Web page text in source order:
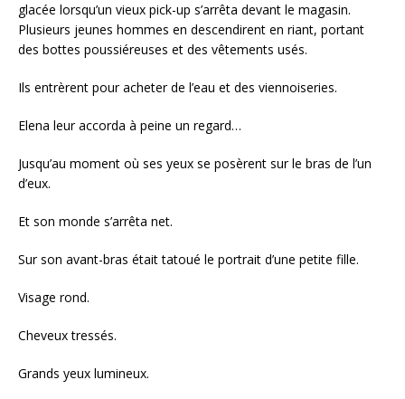
glacée lorsqu’un vieux pick-up s’arrêta devant le magasin.
Plusieurs jeunes hommes en descendirent en riant, portant
des bottes poussiéreuses et des vêtements usés.
Ils entrèrent pour acheter de l’eau et des viennoiseries.
Elena leur accorda à peine un regard…
Jusqu’au moment où ses yeux se posèrent sur le bras de l’un
d’eux.
Et son monde s’arrêta net.
Sur son avant-bras était tatoué le portrait d’une petite fille.
Visage rond.
Cheveux tressés.
Grands yeux lumineux.